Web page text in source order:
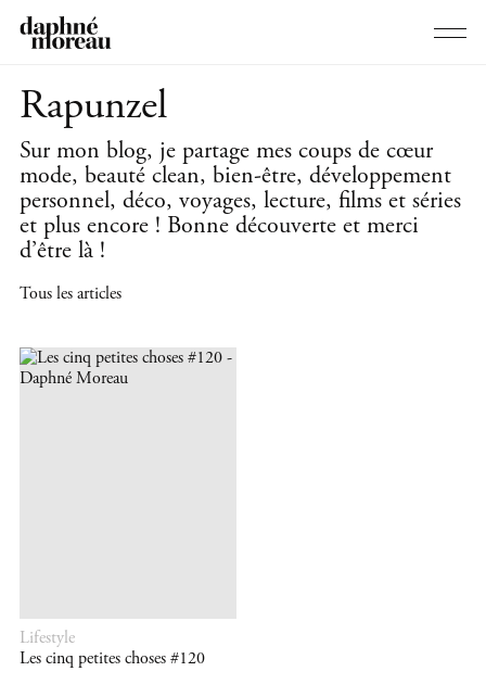
Rapunzel
Sur mon blog, je partage mes coups de cœur
mode, beauté clean, bien-être, développement
personnel, déco, voyages, lecture, films et séries
et plus encore ! Bonne découverte et merci
d’être là !
Tous les articles
Lifestyle
Les cinq petites choses #120